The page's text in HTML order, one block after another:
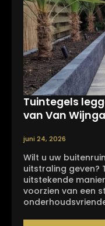
Tuintegels
van Van
juni 24, 2026
Wilt u uw
uitstraling geven?
uitstekende
voorzien van een